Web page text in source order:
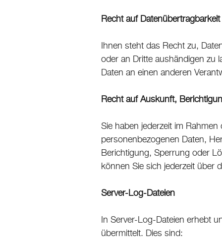
Recht auf Datenübertragbarkeit
Ihnen steht das Recht zu,
oder an Dritte aushändigen zu
Daten an einen anderen
Recht auf Auskunft,
Sie haben jederzeit im
personenbezogenen Daten,
Berichtigung, Sperrung oder
können Sie sich jederzeit über
Server-Log-Dateien
In Server-Log-Dateien erhebt
übermittelt. Dies sind: